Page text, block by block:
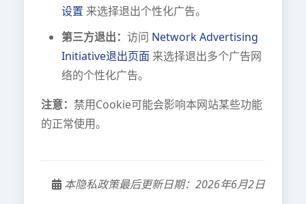
设置 来选择退出个性化广告。
第三方退出： 访问 Network Advertising
Initiative退出页面 来选择退出多个广告网
络的个性化广告。
注意： 禁用Cookie可能会影响本网站某些功能
的正常使用。
本隐私政策最后更新日期：2026年6月2日